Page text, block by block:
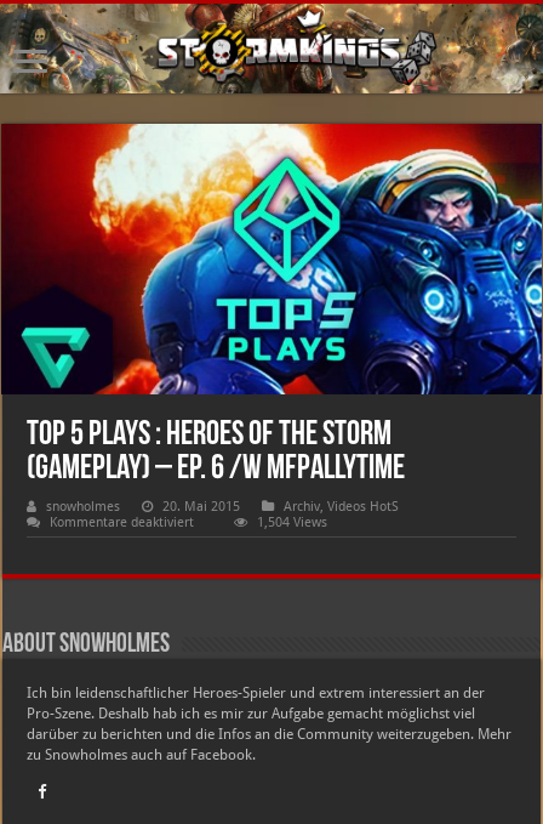
Top 5 Plays : Heroes of the Storm
(Gameplay) – Ep. 6 /w MFPallytime
snowholmes 20. Mai 2015 Archiv,Videos HotS
Kommentare deaktiviertfür
Top
Ep.
6
/w
MFPallytime
1,504 Views
About snowholmes
Ich bin leidenschaftlicher Heroes-Spieler und extrem interessiert an der
Pro-Szene. Deshalb hab ich es mir zur Aufgabe gemacht möglichst viel
darüber zu berichten und die Infos an die Community weiterzugeben. Mehr
zu Snowholmes auch auf Facebook.